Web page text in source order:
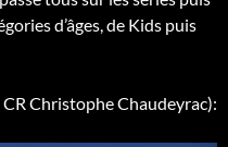
d’âges, de Kids puis
Christophe Chaudeyrac):